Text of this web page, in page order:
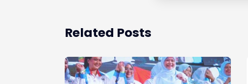
Related Posts